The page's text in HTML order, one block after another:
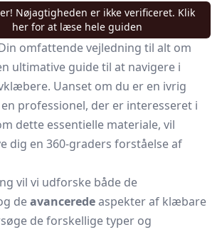
Nøjagtigheden er ikke verificeret. Klik
her for at læse hele guiden
omfattende vejledning til alt om
ultimative guide til at navigere i
Uanset om du er en ivrig
professionel, der er interesseret i
dette essentielle materiale, vil
dig en 360-graders forståelse af
vil vi udforske både de
deavanceredeaspekter af klæbare
de forskellige typer og